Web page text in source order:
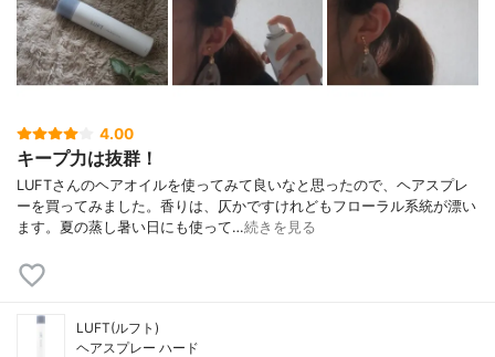
4.00
キープ力は抜群！
LUFTさんのヘアオイルを使ってみて良いなと思ったので、ヘアスプレ
ーを買ってみました。香りは、仄かですけれどもフローラル系統が漂い
ます。夏の蒸し暑い日にも使って…続きを見る
LUFT(ルフト)
ヘアスプレー ハード